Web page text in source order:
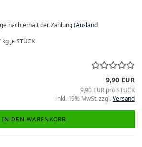
nach erhalt der Zahlung(Ausland
kg je STÜCK
9,90 EUR
9,90 EUR pro STÜCK
inkl. 19% MwSt. zzgl.Versand
IN DEN WARENKORB